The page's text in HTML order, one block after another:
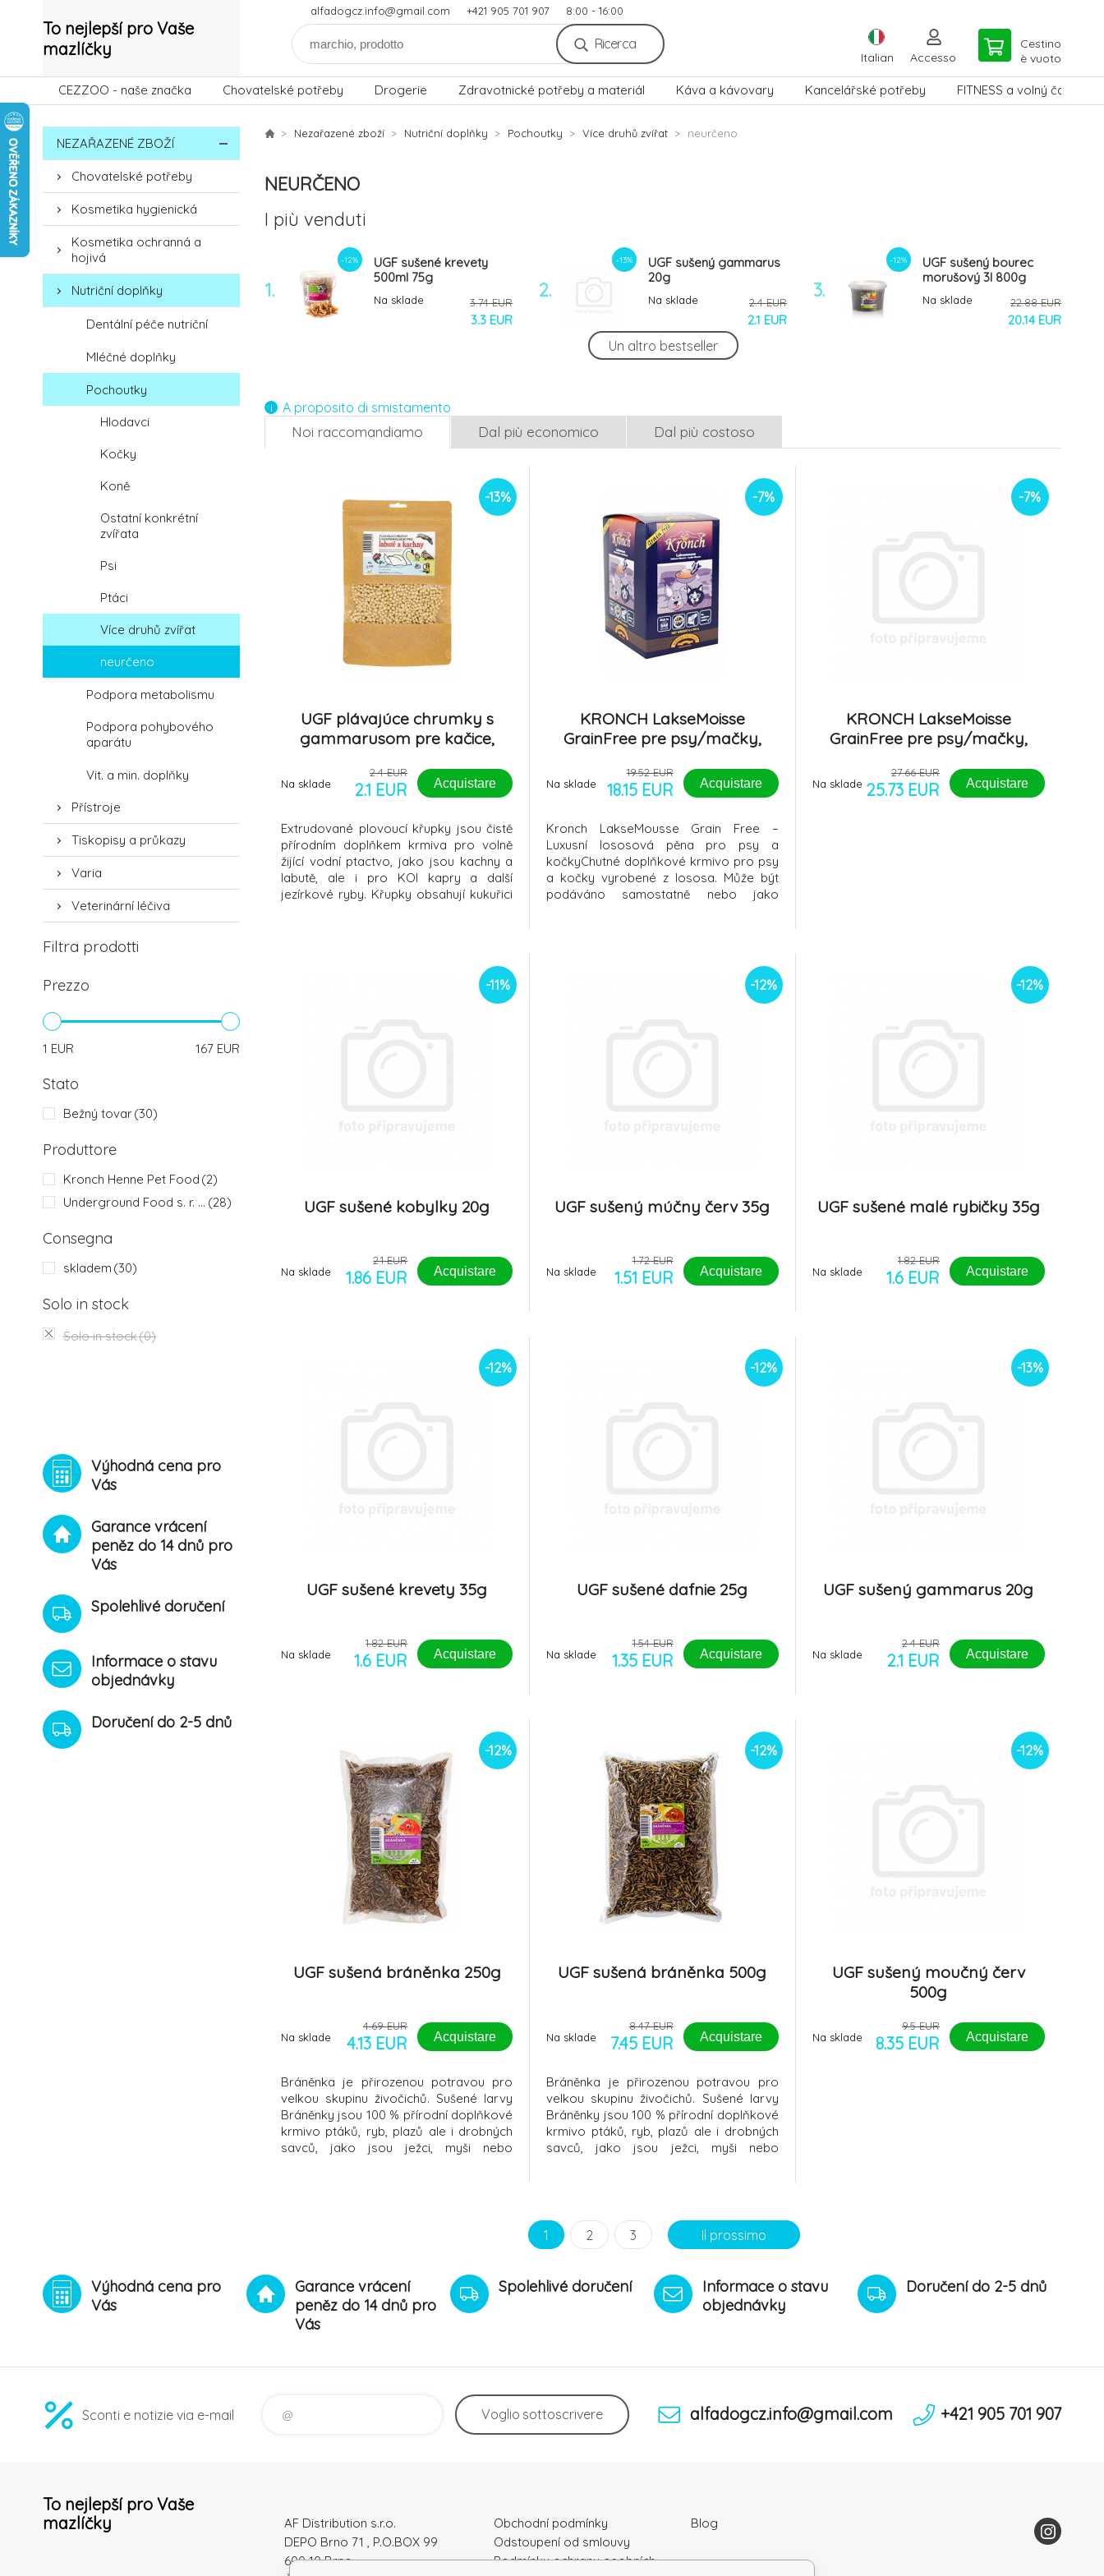
To nejlepší pro Vaše
mazlíčky
alfadogcz.info@gmail.com +421 905 701 907 8:00 - 16:00
Ricerca
Italian Accesso
Cestino
è vuoto
CEZZOO - naše značka Chovatelské potřeby Drogerie Zdravotnické potřeby a materiál Káva a kávovary Kancelářské potřeby FITNESS a volný čas
NEZAŘAZENÉ ZBOŽÍ
Chovatelské potřeby
Kosmetika hygienická
Kosmetika ochranná a
hojivá
Nutriční doplňky
Dentální péče nutriční
Mléčné doplňky
Pochoutky
Hlodavci
Kočky
Koně
Ostatní konkrétní
zvířata
Psi
Ptáci
Více druhů zvířat
neurčeno
Podpora metabolismu
Podpora pohybového
aparátu
Vit. a min. doplňky
Přístroje
Tiskopisy a průkazy
Varia
Veterinární léčiva
Filtra prodotti
Prezzo
1 EUR 167 EUR
Stato
Bežný tovar(30)
Produttore
Kronch Henne Pet Food (2)
Underground Food s. r. o. (28)
Consegna
skladem (30)
Solo in stock
Solo in stock(0)
Výhodná cena pro
Vás
Garance vrácení
peněz do 14 dnů pro
Vás
Spolehlivé doručení
Informace o stavu
objednávky
Doručení do 2-5 dnů
Nezařazené zboží Nutriční doplňky Pochoutky Více druhů zvířat neurčeno
NEURČENO
I più venduti
1.
-12%
UGF sušené krevety
500ml 75g
Na sklade 3.74 EUR
3.3 EUR
2.
-13%
UGF sušený gammarus
20g
Na sklade 2.4 EUR
2.1 EUR
3.
-12%
UGF sušený bourec
morušový 3l 800g
Na sklade 22.88 EUR
20.14 EUR
1.86 EUR
-12%
UGF sušený moučný
3.28 EUR
UGF sušený moučný
18.66 EUR
16.42 EUR
UGF sušený múčny červ
1.72 EUR
1.51 EUR
UGF sušené malé
3.74 EUR
3.3 EUR
Un altro bestseller
A proposito di smistamento
Noi raccomandiamo Dal più economico Dal più costoso
-13%
UGF plávajúce chrumky s
gammarusom pre kačice,
Na sklade
2.4 EUR
2.1 EUR Acquistare
Extrudované plovoucí křupky jsou čistě
přírodním doplňkem krmiva pro volně
žijící vodní ptactvo, jako jsou kachny a
labutě, ale i pro KOI kapry a další
jezírkové ryby. Křupky obsahují kukuřici
-7%
KRONCH LakseMoisse
GrainFree pre psy/mačky,
Na sklade
19.52 EUR
18.15 EUR Acquistare
Kronch LakseMousse Grain Free –
Luxusní lososová pěna pro psy a
kočkyChutné doplňkové krmivo pro psy
a kočky vyrobené z lososa. Může být
podáváno samostatně nebo jako
vysoce kvalitní zdroj bílkovin a esen
-7%
KRONCH LakseMoisse
GrainFree pre psy/mačky,
Na sklade
27.66 EUR
25.73 EUR Acquistare
-11%
UGF sušené kobylky 20g
Na sklade
2.1 EUR
1.86 EUR Acquistare
-12%
UGF sušený múčny červ 35g
Na sklade
1.72 EUR
1.51 EUR Acquistare
-12%
UGF sušené malé rybičky 35g
Na sklade
1.82 EUR
1.6 EUR Acquistare
-12%
UGF sušené krevety 35g
Na sklade
1.82 EUR
1.6 EUR Acquistare
-12%
UGF sušené dafnie 25g
Na sklade
1.54 EUR
1.35 EUR Acquistare
-13%
UGF sušený gammarus 20g
Na sklade
2.4 EUR
2.1 EUR Acquistare
-12%
UGF sušená bráněnka 250g
Na sklade
4.69 EUR
4.13 EUR Acquistare
Bráněnka je přirozenou potravou pro
velkou skupinu živočichů. Sušené larvy
Bráněnky jsou 100 % přírodní doplňkové
krmivo ptáků, ryb, plazů ale i drobných
savců, jako jsou ježci, myši nebo
-12%
UGF sušená bráněnka 500g
Na sklade
8.47 EUR
7.45 EUR Acquistare
Bráněnka je přirozenou potravou pro
velkou skupinu živočichů. Sušené larvy
Bráněnky jsou 100 % přírodní doplňkové
krmivo ptáků, ryb, plazů ale i drobných
savců, jako jsou ježci, myši nebo
-12%
UGF sušený moučný červ
500g
Na sklade
9.5 EUR
8.35 EUR Acquistare
1 2 3 Il prossimo
Výhodná cena pro
Vás
Garance vrácení
peněz do 14 dnů pro
Vás
Spolehlivé doručení
Informace o stavu
objednávky
Doručení do 2-5 dnů
Sconti e notizie via e-mail Voglio sottoscrivere alfadogcz.info@gmail.com +421 905 701 907
To nejlepší pro Vaše
mazlíčky
AF Distribution s.r.o.
DEPO Brno 71 , P.O.BOX 99
600 10 Brno
Obchodní podmínky
Odstoupení od smlouvy
Podmínky ochrany osobních
Blog